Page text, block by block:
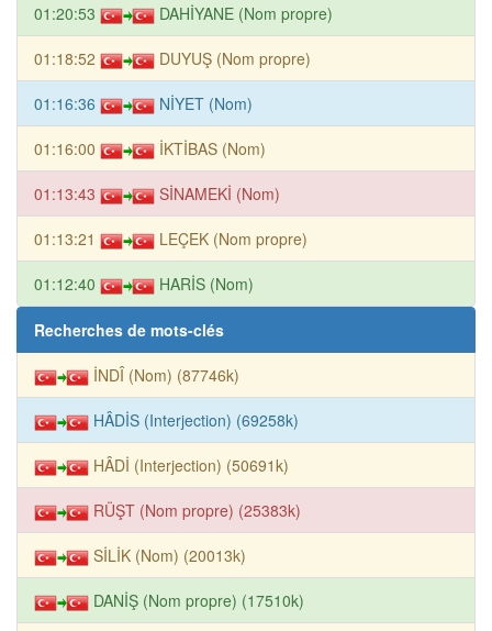
01:20:53 DAHİYANE (Nom propre)
01:18:52 DUYUŞ (Nom propre)
01:16:36 NİYET (Nom)
01:16:00 İKTİBAS (Nom)
01:13:43 SİNAMEKİ (Nom)
01:13:21 LEÇEK (Nom propre)
01:12:40 HARİS (Nom)
Recherches de mots-clés
İNDÎ (Nom) (87746k)
HÂDİS (Interjection) (69258k)
HÂDİ (Interjection) (50691k)
RÜŞT (Nom propre) (25383k)
SİLİK (Nom) (20013k)
DANİŞ (Nom propre) (17510k)